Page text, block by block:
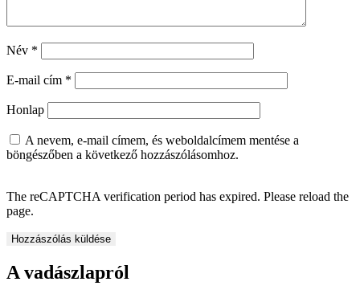
Név *
E-mail cím *
Honlap
A nevem, e-mail címem, és weboldalcímem mentése a
böngészőben a következő hozzászólásomhoz.
The reCAPTCHA verification period has expired. Please reload the
page.
A vadászlapról